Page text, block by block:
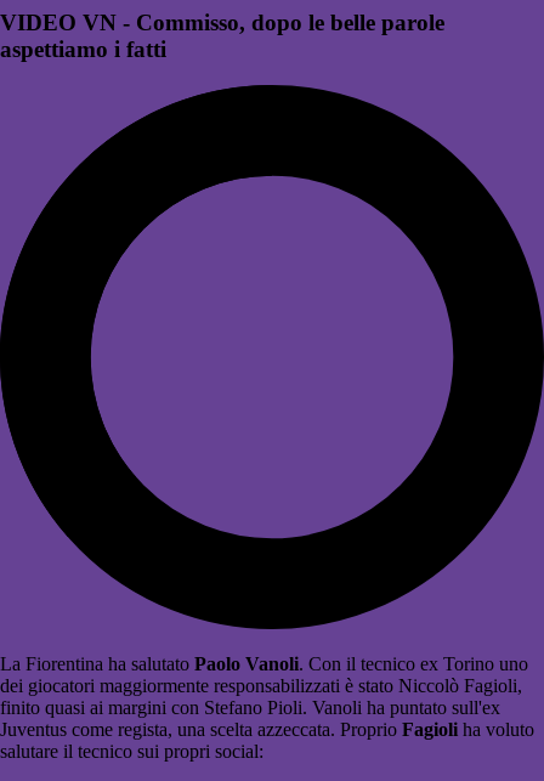
VIDEO VN - Commisso, dopo le belle parole
aspettiamo i fatti
La Fiorentina ha salutato Paolo Vanoli. Con il tecnico ex Torino uno
dei giocatori maggiormente responsabilizzati è stato Niccolò Fagioli,
finito quasi ai margini con Stefano Pioli. Vanoli ha puntato sull'ex
Juventus come regista, una scelta azzeccata. Proprio Fagioli ha voluto
salutare il tecnico sui propri social: